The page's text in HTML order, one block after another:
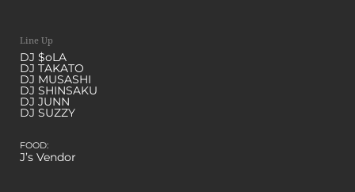
Line Up
DJ $oLA
DJ TAKATO
DJ MUSASHI
DJ SHINSAKU
DJ JUNN
DJ SUZZY
FOOD:
J’s Vendor